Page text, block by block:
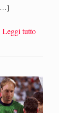
Leggi tutto